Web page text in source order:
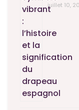
juillet 10,